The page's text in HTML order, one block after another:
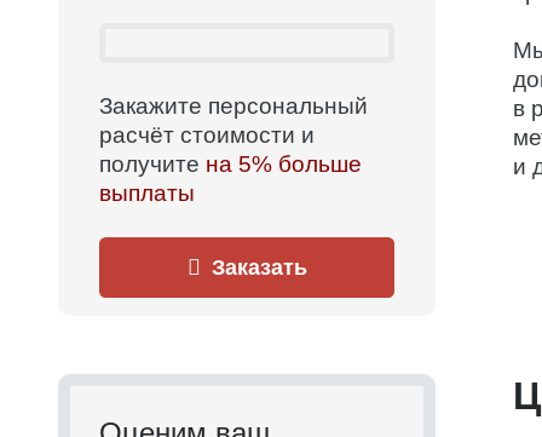
Закажите персональный
расчёт стоимости и
получите на 5% больше
выплаты
Заказать
в
и